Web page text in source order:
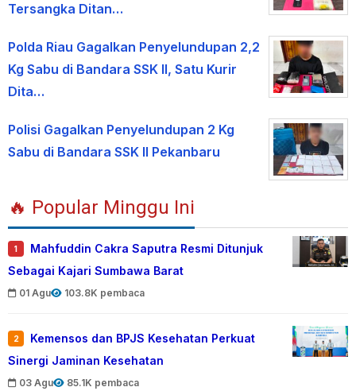
Tersangka Ditan…
Polda Riau Gagalkan Penyelundupan 2,2
Kg Sabu di Bandara SSK II, Satu Kurir
Dita…
Polisi Gagalkan Penyelundupan 2 Kg
Sabu di Bandara SSK II Pekanbaru
🔥 Popular Minggu Ini
1
Mahfuddin Cakra Saputra Resmi Ditunjuk
Sebagai Kajari Sumbawa Barat
01 Agu 103.8K pembaca
2
Kemensos dan BPJS Kesehatan Perkuat
Sinergi Jaminan Kesehatan
03 Agu 85.1K pembaca